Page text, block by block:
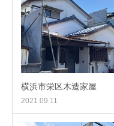
横浜市栄区木造家屋
2021.09.11